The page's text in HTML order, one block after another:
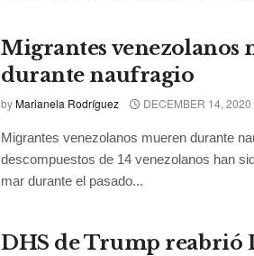
Migrantes venezolanos
durante naufragio
byMarianela Rodríguez DECEMBER 14, 2020
Migrantes venezolanos mueren durante
descompuestos de 14 venezolanos han
mar durante el pasado...
DHS de Trump reabrió